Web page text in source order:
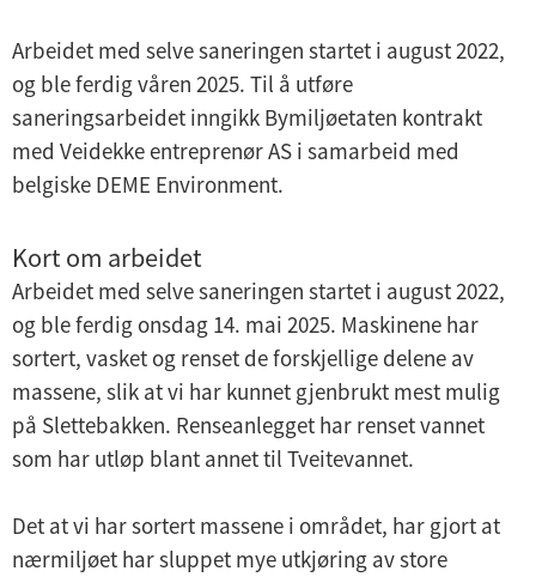
Arbeidet med selve saneringen startet i august 2022,
og ble ferdig våren 2025. Til å utføre
saneringsarbeidet inngikk Bymiljøetaten kontrakt
med Veidekke entreprenør AS i samarbeid med
belgiske DEME Environment.
Kort om arbeidet
Arbeidet med selve saneringen startet i august 2022,
og ble ferdig onsdag 14. mai 2025. Maskinene har
sortert, vasket og renset de forskjellige delene av
massene, slik at vi har kunnet gjenbrukt mest mulig
på Slettebakken. Renseanlegget har renset vannet
som har utløp blant annet til Tveitevannet.
Det at vi har sortert massene i området, har gjort at
nærmiljøet har sluppet mye utkjøring av store